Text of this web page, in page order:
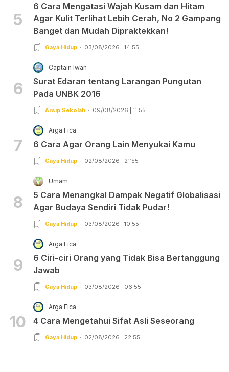
5
6 Cara Mengatasi Wajah Kusam dan Hitam
Agar Kulit Terlihat Lebih Cerah, No 2 Gampang
Banget dan Mudah Dipraktekkan!
Gaya Hidup 03/08/2026 | 14:55
6
Captain Iwan
Surat Edaran tentang Larangan Pungutan
Pada UNBK 2016
Arsip Sekolah 09/08/2026 | 11:55
7
Arga Fica
6 Cara Agar Orang Lain Menyukai Kamu
Gaya Hidup 02/08/2026 | 21:55
8
Umam
5 Cara Menangkal Dampak Negatif Globalisasi
Agar Budaya Sendiri Tidak Pudar!
Gaya Hidup 03/08/2026 | 10:55
9
Arga Fica
6 Ciri-ciri Orang yang Tidak Bisa Bertanggung
Jawab
Gaya Hidup 03/08/2026 | 06:55
10
Arga Fica
4 Cara Mengetahui Sifat Asli Seseorang
Gaya Hidup 02/08/2026 | 22:55